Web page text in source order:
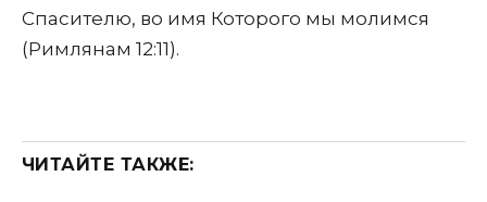
Спасителю, во имя Которого мы молимся
(Римлянам 12:11).
ЧИТАЙТЕ ТАКЖЕ: